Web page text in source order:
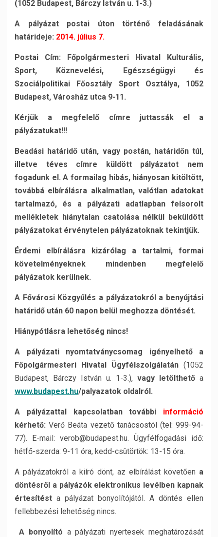
(1052 Budapest, Bárczy István u. 1-3.)
A pályázat postai úton történő feladásának
határideje: 2014. július 7.
Postai Cím: Főpolgármesteri Hivatal Kulturális,
Sport, Köznevelési, Egészségügyi és
Szociálpolitikai Főosztály Sport Osztálya, 1052
Budapest, Városház utca 9-11.
Kérjük a megfelelő címre juttassák el a
pályázatukat!!!
Beadási határidő után, vagy postán, határidőn túl,
illetve téves címre küldött pályázatot nem
fogadunk el. A formailag hibás, hiányosan kitöltött,
továbbá elbírálásra alkalmatlan, valótlan adatokat
tartalmazó, és a pályázati adatlapban felsorolt
mellékletek hiánytalan csatolása nélkül beküldött
pályázatokat érvénytelen pályázatoknak tekintjük.
Érdemi elbírálásra kizárólag a tartalmi, formai
követelményeknek mindenben megfelelő
pályázatok kerülnek.
A Fővárosi Közgyűlés a pályázatokról a benyújtási
határidő után 60 napon belül meghozza döntését.
Hiánypótlásra lehetőség nincs!
A pályázati nyomtatványcsomag igényelhető a
Főpolgármesteri Hivatal Ügyfélszolgálatán (1052
Budapest, Bárczy István u. 1-3.), vagy letölthető a
www.budapest.hu/palyazatok oldalról.
A pályázattal kapcsolatban további információ
kérhető: Verő Beáta vezető tanácsostól (tel: 999-94-
77). E-mail: verob@budapest.hu. Ügyfélfogadási idő:
hétfő-szerda: 9-11 óra, kedd-csütörtök: 13-15 óra.
A pályázatokról a kiíró dönt, az elbírálást követően a
döntésről a pályázók elektronikus levélben kapnak
értesítést a pályázat bonyolítójától. A döntés ellen
fellebbezési lehetőség nincs.
A bonyolító a pályázati nyertesek meghatározását